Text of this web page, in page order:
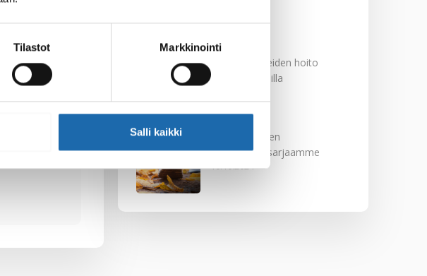
Tilastot Markkinointi
Salli kaikki
Nahkakalusteiden hoito
Softcare aineilla
Tutustu uuteen
kengänhoitosarjaamme
10.10.2024